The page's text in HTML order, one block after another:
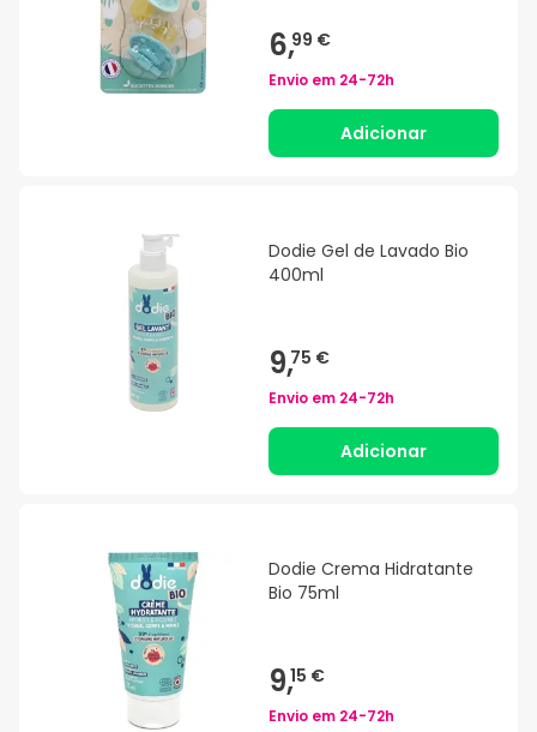
6,99 €
Envio em 24-72h
Adicionar
Dodie Gel de Lavado Bio
400ml
9,75 €
Envio em 24-72h
Adicionar
Dodie Crema Hidratante
Bio 75ml
9,15 €
Envio em 24-72h